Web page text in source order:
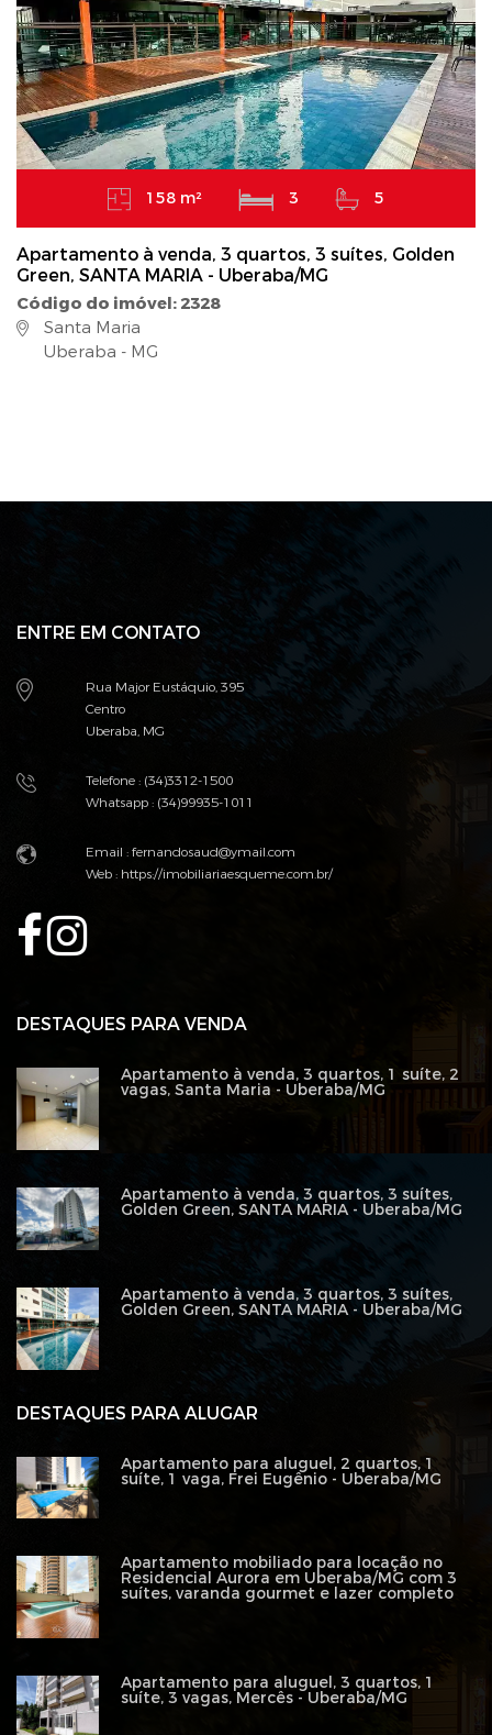
158 m² 3 5
Apartamento à venda, 3 quartos, 3 suítes, Golden
Green, SANTA MARIA - Uberaba/MG
Código do imóvel: 2328
Santa Maria
Uberaba - MG
ENTRE EM CONTATO
Rua Major Eustáquio, 395
Centro
Uberaba, MG
Telefone : (34)3312-1500
Whatsapp : (34)99935-1011
Email : fernandosaud@ymail.com
Web :https://imobiliariaesqueme.com.br/
DESTAQUES PARA ALUGAR
Apartamento para aluguel, 2 quartos, 1
suíte, 1 vaga, Frei Eugênio - Uberaba/MG
Apartamento mobiliado para locação no
Residencial Aurora em Uberaba/MG com 3
suítes, varanda gourmet e lazer completo
Apartamento para aluguel, 3 quartos, 1
suíte, 3 vagas, Mercês - Uberaba/MG
DESTAQUES PARA VENDA
Apartamento à venda, 3 quartos, 1 suíte, 2
vagas, Santa Maria - Uberaba/MG
Apartamento à venda, 3 quartos, 3 suítes,
Golden Green, SANTA MARIA - Uberaba/MG
Apartamento à venda, 3 quartos, 3 suítes,
Golden Green, SANTA MARIA - Uberaba/MG